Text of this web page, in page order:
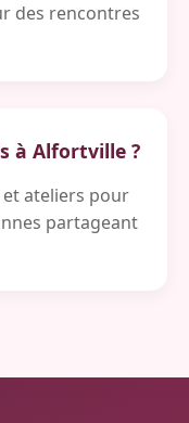
des rencontres
à Alfortville ?
et ateliers pour
partageant